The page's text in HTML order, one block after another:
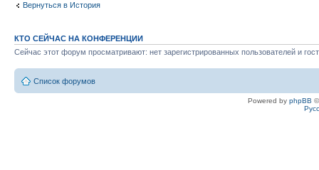
Вернуться в История
КТО СЕЙЧАС НА КОНФЕРЕНЦИИ
Сейчас этот форум просматривают: нет зарегистрированных пользователей и
Список форумов
Powered by phpBB